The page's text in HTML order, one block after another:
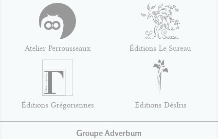
Atelier Perrousseaux Éditions Le Sureau
Éditions Grégoriennes Éditions DésIris
Groupe Adverbum